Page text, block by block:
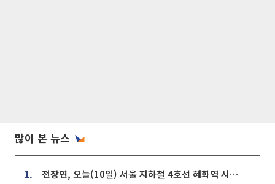
많이 본 뉴스
1. 전장연, 오늘(10일) 서울 지하철 4호선 혜화역 시위…1호선 용산역 무정차